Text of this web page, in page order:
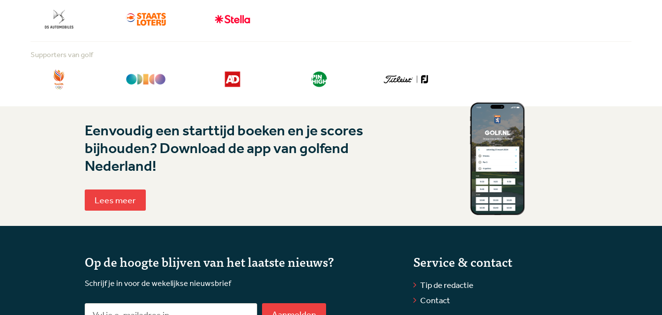
Supporters van golf
Eenvoudig een starttijd boeken en je scores
bijhouden? Download de app van golfend
Nederland!
Lees meer
Op de hoogte blijven van het laatste nieuws?
Schrijf je in voor de wekelijkse nieuwsbrief
Service & contact
Tip de redactie
Contact